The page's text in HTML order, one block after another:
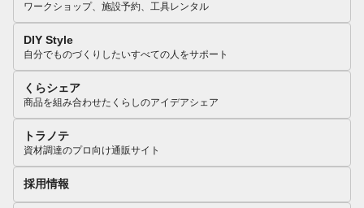
ワークショップ、施設予約、工具レンタル
DIY Style
自分でものづくりしたいすべての人をサポート
くらシェア
商品を組み合わせたくらしのアイデアシェア
トラノテ
資材調達のプロ向け通販サイト
採用情報